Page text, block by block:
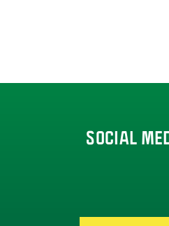
SOCIAL